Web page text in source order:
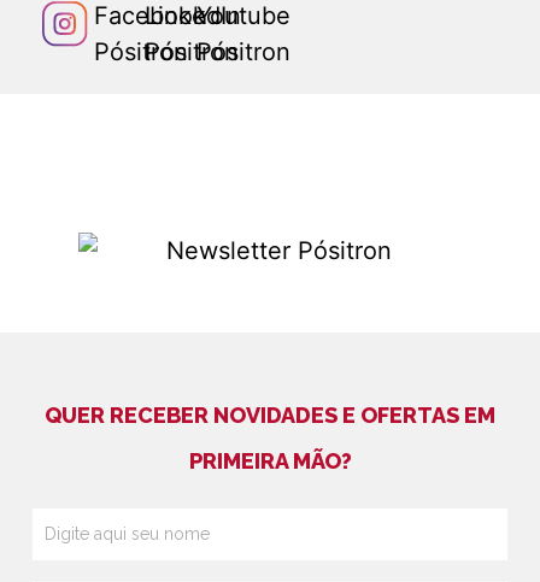
QUER RECEBER NOVIDADES E OFERTAS EM
PRIMEIRA MÃO?